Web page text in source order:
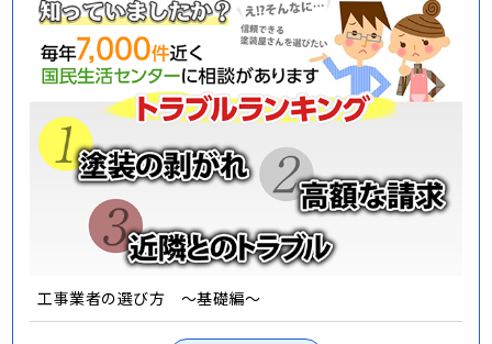
工事業者の選び方 ～基礎編～